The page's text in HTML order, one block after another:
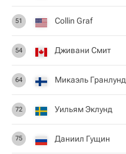
51 Collin Graf
54 Дживани Смит
64 Микаэль Гранлунд
72 Уильям Эклунд
75 Даниил Гущин